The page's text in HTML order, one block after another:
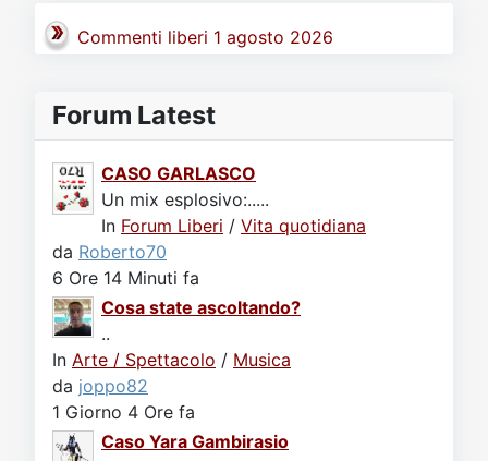
Commenti liberi 1 agosto 2026
Forum Latest
CASO GARLASCO
Un mix esplosivo:.....
In Forum Liberi / Vita quotidiana
da Roberto70
6 Ore 14 Minuti fa
Cosa state ascoltando?
..
In Arte / Spettacolo / Musica
da joppo82
1 Giorno 4 Ore fa
Caso Yara Gambirasio